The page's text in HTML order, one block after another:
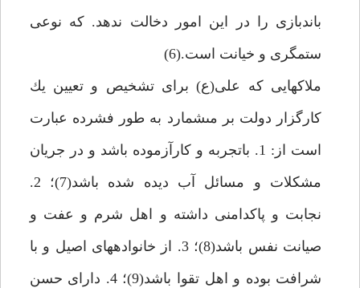
باندبازى را در اين امور دخالت ندهد. كه نوعى
ستمگرى و خيانت است.(6)
ملاك‏هايى كه على(ع) براى تشخيص و تعيين يك
كارگزار دولت بر مى‏شمارد به طور فشرده عبارت
است از: 1. باتجربه و كارآزموده باشد و در جريان
مشكلات و مسائل آب ديده شده باشد(7)؛ 2.
نجابت و پاكدامنى داشته و اهل شرم و عفت و
صيانت نفس باشد(8)؛ 3. از خانواده‏هاى اصيل و با
شرافت بوده و اهل تقوا باشد(9)؛ 4. داراى حسن